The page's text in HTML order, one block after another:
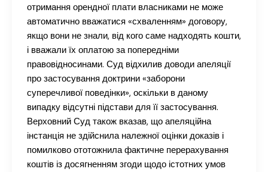
отримання орендної плати власниками не може
автоматично вважатися «схваленням» договору,
якщо вони не знали, від кого саме надходять кошти,
і вважали їх оплатою за попередніми
правовідносинами. Суд відхилив доводи апеляції
про застосування доктрини «заборони
суперечливої поведінки», оскільки в даному
випадку відсутні підстави для її застосування.
Верховний Суд також вказав, що апеляційна
інстанція не здійснила належної оцінки доказів і
помилково ототожнила фактичне перерахування
коштів із досягненням згоди щодо істотних умов